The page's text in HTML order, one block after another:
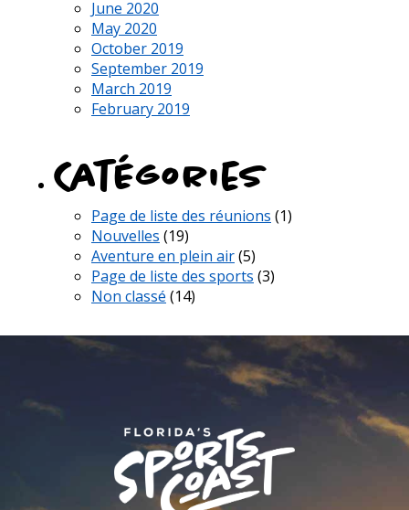
June 2020
May 2020
October 2019
September 2019
March 2019
February 2019
Catégories
Page de liste des réunions (1)
Nouvelles (19)
Aventure en plein air(5)
Page de liste des sports (3)
Non classé (14)